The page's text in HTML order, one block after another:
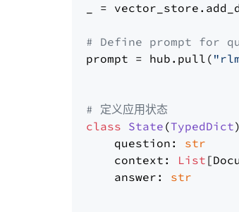
_ =
# Define prompt for
prompt = hub.pull(
# 定义应用状态
class State (TypedDict
    question:
str
    context:
List
    answer:
str